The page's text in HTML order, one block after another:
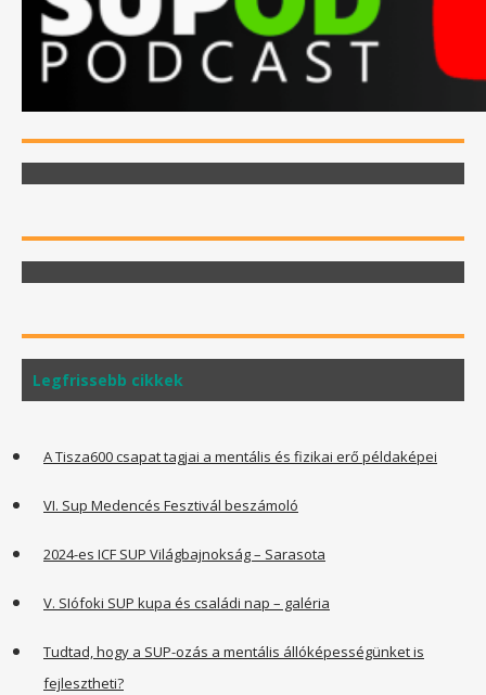
Legfrissebb cikkek
A Tisza600 csapat tagjai a mentális és fizikai erő példaképei
VI. Sup Medencés Fesztivál beszámoló
2024-es ICF SUP Világbajnokság – Sarasota
V. SIófoki SUP kupa és családi nap – galéria
Tudtad, hogy a SUP-ozás a mentális állóképességünket is
fejlesztheti?